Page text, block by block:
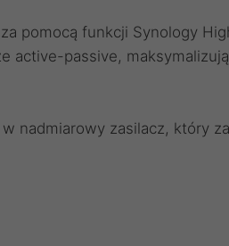
pomocą funkcji Synology
active-passive,
nadmiarowy zasilacz, który